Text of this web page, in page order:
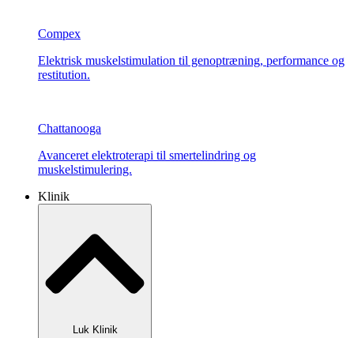
Compex
Elektrisk muskelstimulation til genoptræning, performance og
restitution.
Chattanooga
Avanceret elektroterapi til smertelindring og
muskelstimulering.
Klinik
Luk Klinik